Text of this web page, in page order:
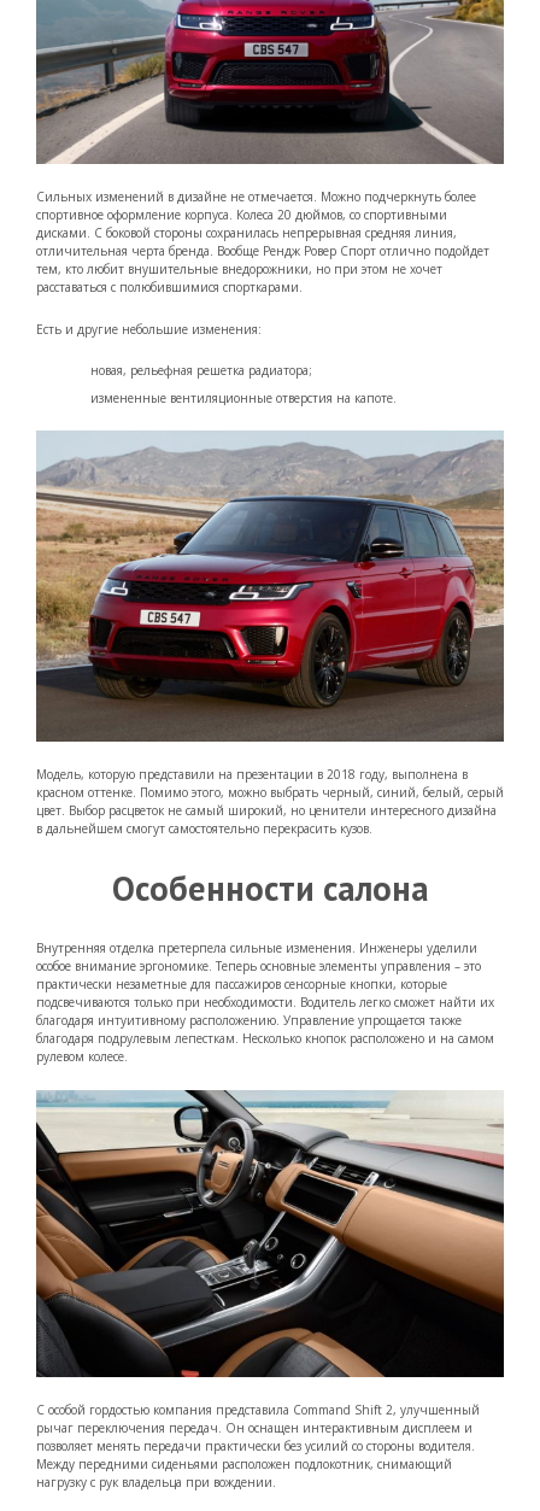
Сильных изменений в дизайне не отмечается. Можно подчеркнуть более
спортивное оформление корпуса. Колеса 20 дюймов, со спортивными
дисками. С боковой стороны сохранилась непрерывная средняя линия,
отличительная черта бренда. Вообще Рендж Ровер Спорт отлично подойдет
тем, кто любит внушительные внедорожники, но при этом не хочет
расставаться с полюбившимися спорткарами.
Есть и другие небольшие изменения:
новая, рельефная решетка радиатора;
измененные вентиляционные отверстия на капоте.
Модель, которую представили на презентации в 2018 году, выполнена в
красном оттенке. Помимо этого, можно выбрать черный, синий, белый, серый
цвет. Выбор расцветок не самый широкий, но ценители интересного дизайна
в дальнейшем смогут самостоятельно перекрасить кузов.
Особенности салона
Внутренняя отделка претерпела сильные изменения. Инженеры уделили
особое внимание эргономике. Теперь основные элементы управления – это
практически незаметные для пассажиров сенсорные кнопки, которые
подсвечиваются только при необходимости. Водитель легко сможет найти их
благодаря интуитивному расположению. Управление упрощается также
благодаря подрулевым лепесткам. Несколько кнопок расположено и на самом
рулевом колесе.
С особой гордостью компания представила Command Shift 2, улучшенный
рычаг переключения передач. Он оснащен интерактивным дисплеем и
позволяет менять передачи практически без усилий со стороны водителя.
Между передними сиденьями расположен подлокотник, снимающий
нагрузку с рук владельца при вождении.